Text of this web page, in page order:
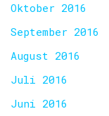
Oktober 2016
September 2016
August 2016
Juli 2016
Juni 2016